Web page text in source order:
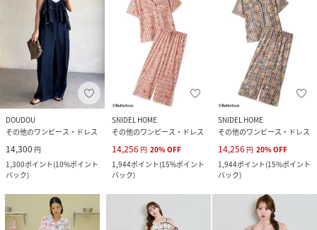
DOUDOU
その他のワンピース・ドレス
14,300 円
1,300ポイント(10%ポイント
バック)
SNIDEL HOME
その他のワンピース・ドレス
14,256 円 20%OFF
1,944ポイント(15%ポイント
バック)
SNIDEL HOME
その他のワンピース・ドレス
14,256 円 20%OFF
1,944ポイント(15%ポイント
バック)